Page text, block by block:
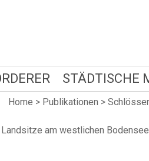
STÄDTISCHE
Home > Publikationen >
am westlichen Bodensee